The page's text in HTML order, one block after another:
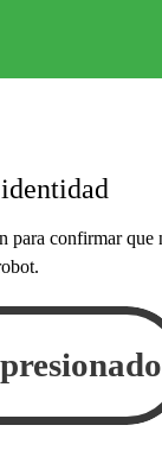
para confirmar que